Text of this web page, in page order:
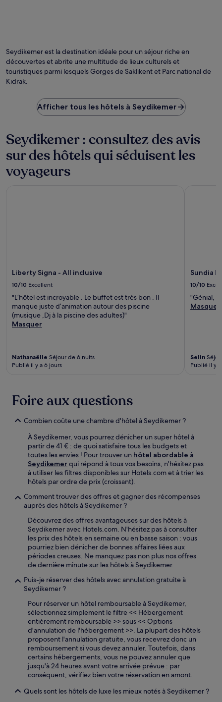
Seydikemer est la destination idéale pour un séjour riche en
découvertes et abrite une multitude de lieux culturels et
touristiques parmi lesquels Gorges de Saklıkent et Parc national de
Kıdrak.
Afficher tous les hôtels à Seydikemer
Seydikemer : consultez des avis
sur des hôtels qui séduisent les
voyageurs
Liberty Signa - All inclusive
10/10 Excellent
"L’hôtel est incroyable . Le buffet est très bon . Il
manque juste d’animation autour des piscine
(musique ,Dj à la piscine des adultes)"
Masquer
Nathanaëlle Séjour de 6 nuits
Publié il y a 6 jours
Sundia
10/10
"Génial,
Masquer
Selin
Publié il y
Foire aux questions
Combien coûte une chambre d'hôtel à Seydikemer ?
À Seydikemer, vous pourrez dénicher un super hôtel à
partir de 41 € : de quoi satisfaire tous les budgets et
toutes les envies ! Pour trouver un hôtel abordable à
Seydikemer qui répond à tous vos besoins, n'hésitez pas
à utiliser les filtres disponibles sur Hotels.com et à trier les
hôtels par ordre de prix (croissant).
Comment trouver des offres et gagner des récompenses
auprès des hôtels à Seydikemer ?
Découvrez des offres avantageuses sur des hôtels à
Seydikemer avec Hotels.com. N'hésitez pas à consulter
les prix des hôtels en semaine ou en basse saison : vous
pourriez bien dénicher de bonnes affaires liées aux
périodes creuses. Ne manquez pas non plus nos offres
de dernière minute sur les hôtels à Seydikemer.
Puis-je réserver des hôtels avec annulation gratuite à
Seydikemer ?
Pour réserver un hôtel remboursable à Seydikemer,
sélectionnez simplement le filtre << Hébergement
entièrement remboursable >> sous << Options
d'annulation de l'hébergement >>. La plupart des hôtels
proposent l'annulation gratuite, vous recevrez donc un
remboursement si vous devez annuler. Toutefois, dans
certains hébergements, vous ne pouvez annuler que
jusqu'à 24 heures avant votre arrivée prévue : par
conséquent, vérifiez bien votre réservation en amont.
Quels sont les hôtels de luxe les mieux notés à Seydikemer ?